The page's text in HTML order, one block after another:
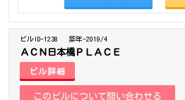
ビルID-1238 築年-2019/4
ＡＣＮ日本橋ＰＬＡＣＥ
ビル詳細